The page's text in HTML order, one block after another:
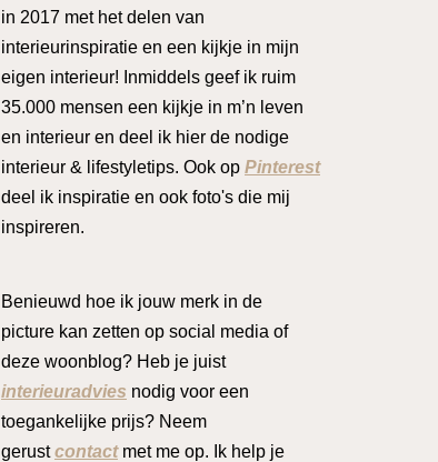
in 2017 met het delen van
interieurinspiratie en een kijkje in mijn
eigen interieur! Inmiddels geef ik ruim
35.000 mensen een kijkje in m’n leven
en interieur en deel ik hier de nodige
interieur & lifestyletips. Ook op Pinterest
deel ik inspiratie en ook foto's die mij
inspireren.
Benieuwd hoe ik jouw merk in de
picture kan zetten op social media of
deze woonblog? Heb je juist
interieuradvies nodig voor een
toegankelijke prijs? Neem
gerustcontactmet me op. Ik help je